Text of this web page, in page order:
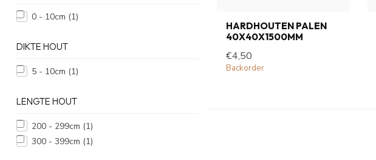
0 - 10cm (1)
DIKTE HOUT
5 - 10cm (1)
LENGTE HOUT
200 - 299cm (1)
300 - 399cm (1)
HARDHOUTEN PALEN
40X40X1500MM
€4,50
Backorder